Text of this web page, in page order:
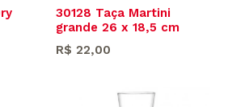
30128 Taça Martini
grande 26 x 18,5 cm
Preço
R$ 22,00